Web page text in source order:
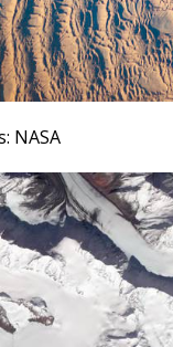
NASA